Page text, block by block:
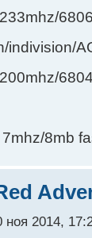
indivision/
8mb
ноя 2014,